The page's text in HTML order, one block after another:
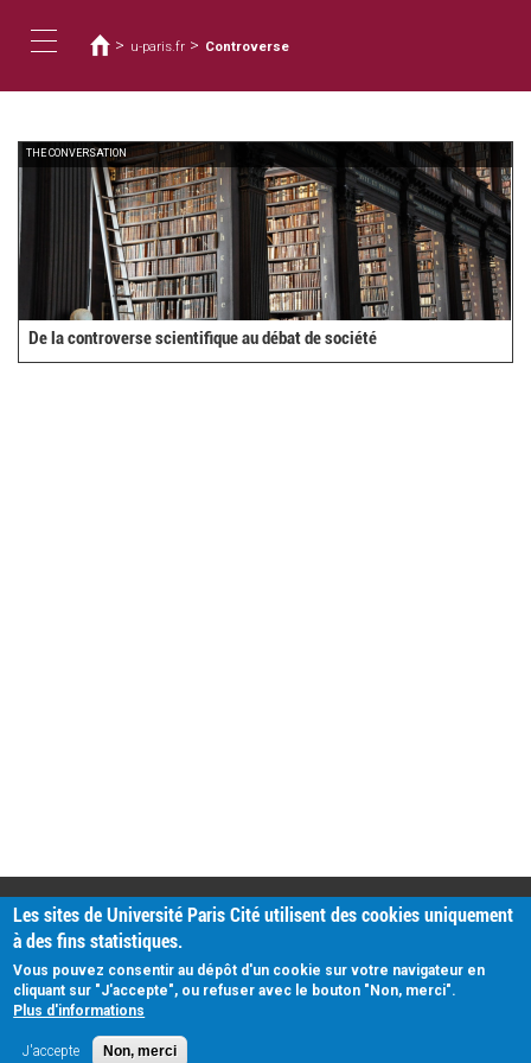
容
navigation
在
這
裡
> u-paris.fr > Controverse
THE CONVERSATION
De la controverse scientifique au débat de société
PRATIQUE
Plan d'accès
Intranet
Mentions légales
Données personnelles
Les sites de Université Paris Cité utilisent des cookies uniquement
à des fins statistiques.
Vous pouvez consentir au dépôt d'un cookie sur votre navigateur en
cliquant sur "J'accepte", ou refuser avec le bouton "Non, merci".
Plus d'informations
J'accepte Non, merci